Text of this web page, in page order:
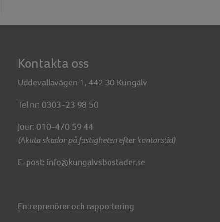
Kontakta oss
Uddevallavägen 1, 442 30 Kungälv
Tel nr: 0303-23 98 50
Jour: 010-470 59 44
(Akuta skador på fastigheten efter kontorstid)
E-post: info@kungalvsbostader.se
Entreprenörer och rapportering